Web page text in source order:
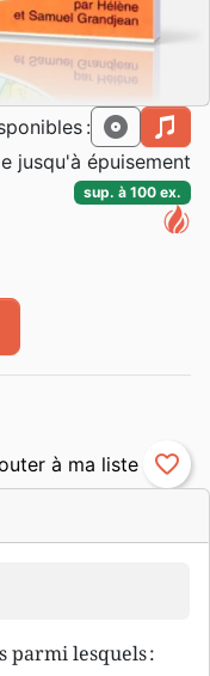
parmi lesquels :
: cd
mp3
jusqu'à épuisement
sup. à 100 ex.
favorite_border